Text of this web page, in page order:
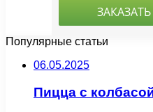
Популярные статьи
06.05.2025
Пицца с